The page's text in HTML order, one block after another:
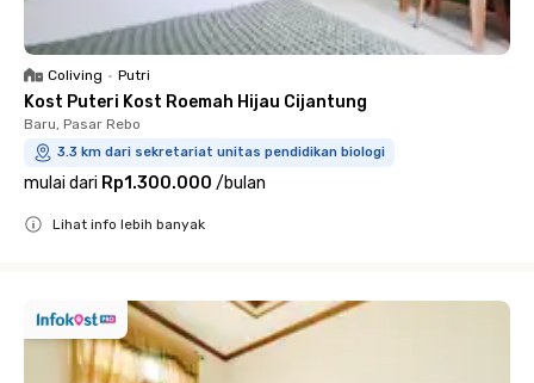
Coliving • Putri
Kost Puteri Kost Roemah Hijau Cijantung
Baru, Pasar Rebo
3.3 km dari sekretariat unitas pendidikan biologi
mulai dari Rp1.300.000 /bulan
Lihat info lebih banyak